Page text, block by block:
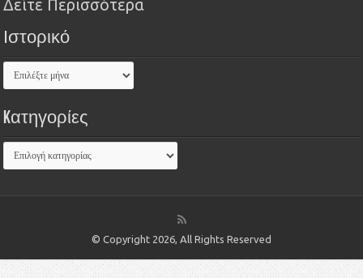
Δείτε Περισσότερα
Ιστορικό
Kατηγορίες
© Copyright 2026, All Rights Reserved